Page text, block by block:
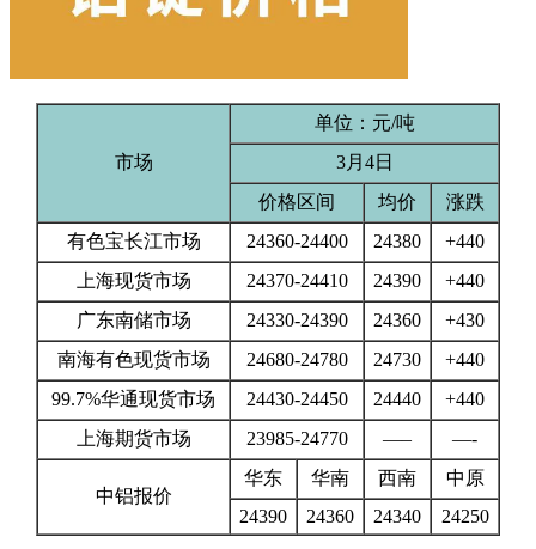
市场
单位：元/吨
3月4日
价格区间
均价
涨跌
有色宝长江市场
24360-24400 24380
+440
上海现货市场
24370-24410 24390
+440
广东南储市场
24330-24390 24360
+430
南海有色现货市场
24680-24780 24730
+440
99.7%华通现货市场
24430-24450 24440
+440
上海期货市场
23985-24770 —– —-
中铝报价
华东 华南 西南
中原
24390
24360 24340 24250